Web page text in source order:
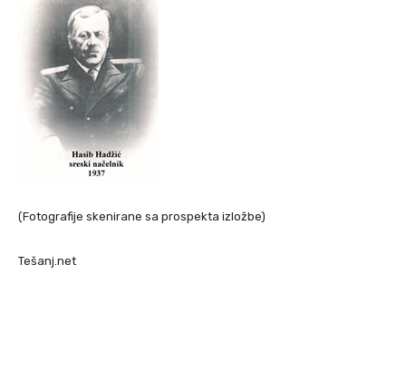
(Fotografije skenirane sa prospekta izložbe)
Tešanj.net